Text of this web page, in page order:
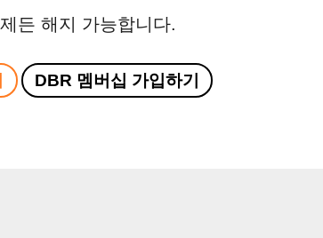
든 해지 가능합니다.
DBR 멤버십 가입하기